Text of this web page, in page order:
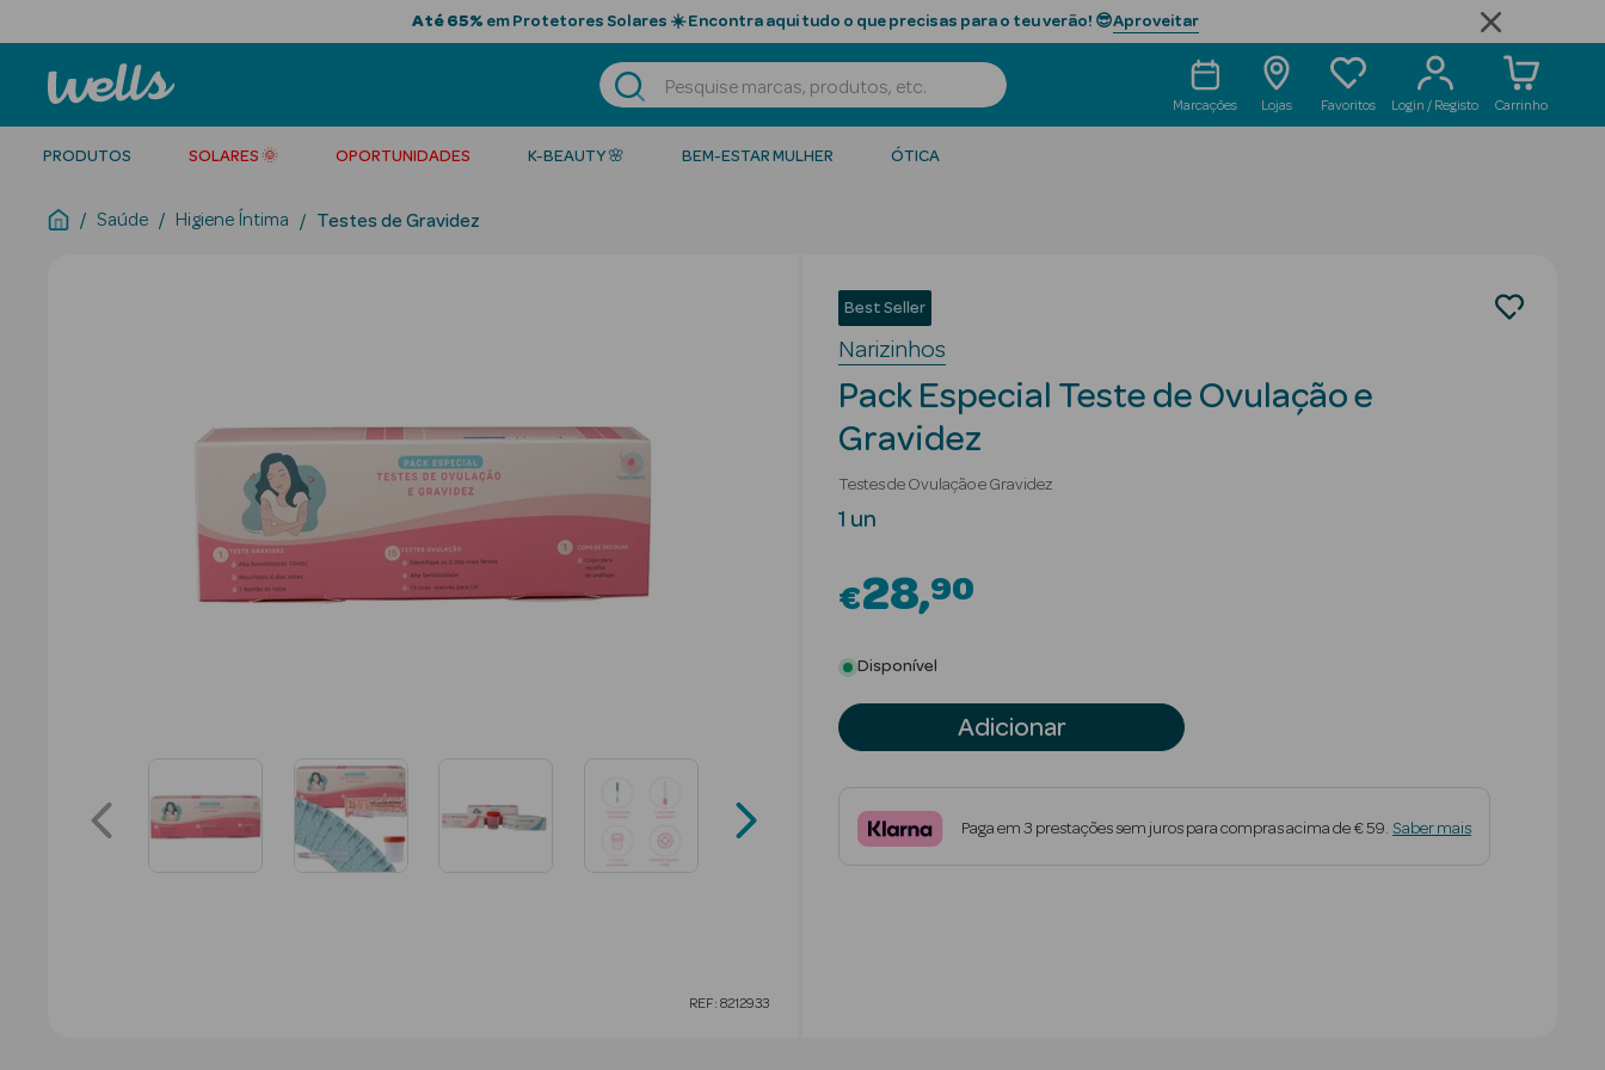
Até 65% em Protetores Solares ☀️ Encontra aqui tudo o que precisas para o teu verão! 😎Aproveitar
Marcações Lojas Favoritos Login / Registo Carrinho
PRODUTOS SOLARES 🌞 OPORTUNIDADES K-BEAUTY 🌸 BEM-ESTAR MULHER ÓTICA
Saúde Higiene Íntima Testes de Gravidez
REF: 8212933
Best Seller
Narizinhos
Pack Especial Teste de Ovulação e
Gravidez
Testes de Ovulação e Gravidez
1 un
€28 90
Disponível
Adicionar
Paga em 3 prestações sem juros para compras acima de € 59. Saber mais